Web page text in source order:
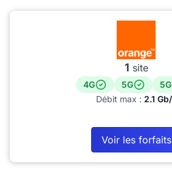
1 site
4G 5G
Débit max : 2.1
Voir les forfaits